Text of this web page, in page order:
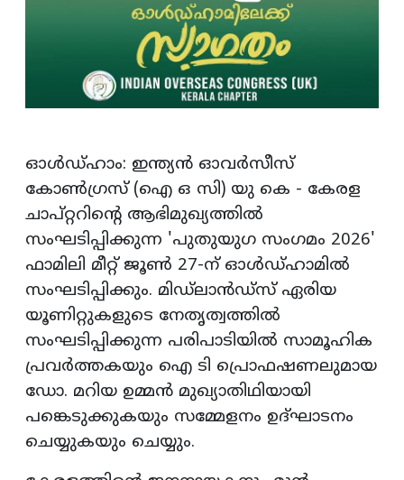
ഓള്‍ഡ്ഹാം: ഇന്ത്യന്‍ ഓവര്‍സീസ്
കോണ്‍ഗ്രസ് (ഐ ഒ സി) യു കെ - കേരള
ചാപ്റ്ററിന്റെ ആഭിമുഖ്യത്തില്‍
സംഘടിപ്പിക്കുന്ന 'പുതുയുഗ സംഗമം 2026'
ഫാമിലി മീറ്റ് ജൂണ്‍ 27-ന് ഓള്‍ഡ്ഹാമില്‍
സംഘടിപ്പിക്കും. മിഡ്ലാന്‍ഡ്‌സ് ഏരിയ
യൂണിറ്റുകളുടെ നേതൃത്വത്തില്‍
സംഘടിപ്പിക്കുന്ന പരിപാടിയില്‍ സാമൂഹിക
പ്രവര്‍ത്തകയും ഐ ടി പ്രൊഫഷണലുമായ
ഡോ. മറിയ ഉമ്മന്‍ മുഖ്യാതിഥിയായി
പങ്കെടുക്കുകയും സമ്മേളനം ഉദ്ഘാടനം
ചെയ്യുകയും ചെയ്യും.